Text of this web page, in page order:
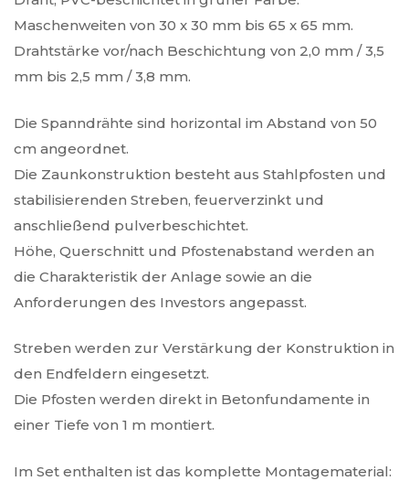
Maschenweiten von 30 x 30 mm bis 65 x 65 mm.
Drahtstärke vor/nach Beschichtung von 2,0 mm / 3,5
mm bis 2,5 mm / 3,8 mm.
Die Spanndrähte sind horizontal im Abstand von 50
cm angeordnet.
Die Zaunkonstruktion besteht aus Stahlpfosten und
stabilisierenden Streben, feuerverzinkt und
anschließend pulverbeschichtet.
Höhe, Querschnitt und Pfostenabstand werden an
die Charakteristik der Anlage sowie an die
Anforderungen des Investors angepasst.
Streben werden zur Verstärkung der Konstruktion in
den Endfeldern eingesetzt.
Die Pfosten werden direkt in Betonfundamente in
einer Tiefe von 1 m montiert.
Im Set enthalten ist das komplette Montagematerial: